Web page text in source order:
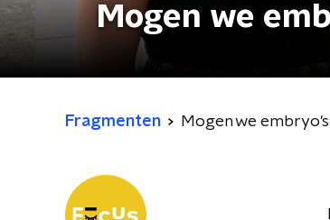
Mogen we
Fragmenten Mogen we